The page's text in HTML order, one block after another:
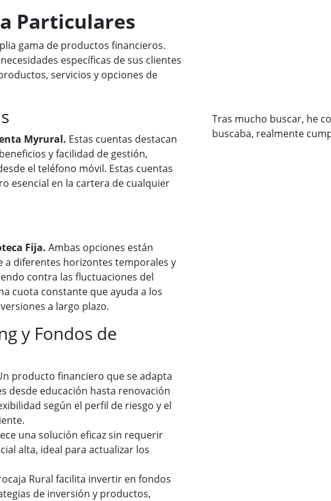
Particulares
gama de productos financieros.
específicas de sus clientes
servicios y opciones de
Myrural. Estas cuentas destacan
y facilidad de gestión,
el teléfono móvil. Estas cuentas
esencial en la cartera de cualquier
Fija. Ambas opciones están
a diferentes horizontes temporales y
contra las fluctuaciones del
cuota constante que ayuda a los
a largo plazo.
y Fondos de
producto financiero que se adapta
desde educación hasta renovación
según el perfil de riesgo y el
una solución eficaz sin requerir
alta, ideal para actualizar los
Rural facilita invertir en fondos
de inversión y productos,
Tras mucho buscar, he
buscaba, realmente